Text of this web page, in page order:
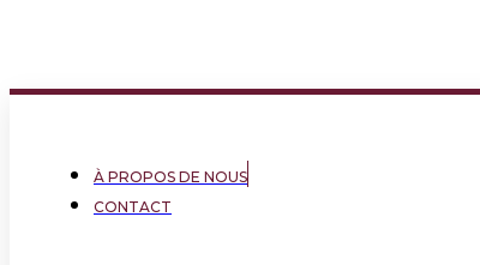
À PROPOS DE NOUS
CONTACT